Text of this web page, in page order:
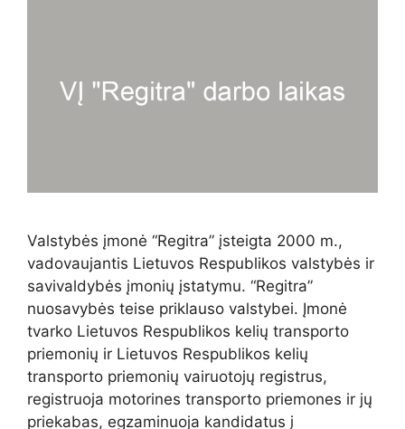
Valstybės įmonė “Regitra” įsteigta 2000 m.,
vadovaujantis Lietuvos Respublikos valstybės ir
savivaldybės įmonių įstatymu. “Regitra”
nuosavybės teise priklauso valstybei. Įmonė
tvarko Lietuvos Respublikos kelių transporto
priemonių ir Lietuvos Respublikos kelių
transporto priemonių vairuotojų registrus,
registruoja motorines transporto priemones ir jų
priekabas, egzaminuoja kandidatus į